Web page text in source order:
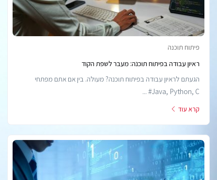
פיתוח תוכנה
ראיון עבודה בפיתוח תוכנה: מעבר לשפת הקוד
הגעתם לראיון עבודה בפיתוח תוכנה? מעולה. בין אם אתם מפתחי
Java, Python, C# ...
קרא עוד